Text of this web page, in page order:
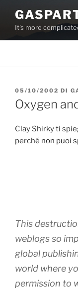
contenuto
It's more
PUBBLICATO
IL
05/10/2002 DI
Oxygen
Clay Shirky ti
perché non puoi
This
weblogs so
global
world where
permission to